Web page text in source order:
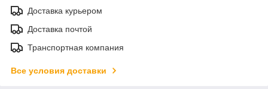
Доставка курьером
Доставка почтой
Транспортная компания
Все условия доставки